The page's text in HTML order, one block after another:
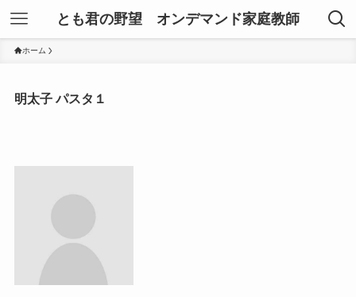
とも君の野望 オンデマンド家庭教師
ホーム
明太子 パスタ１